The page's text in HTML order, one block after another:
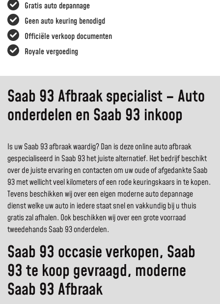
Gratis auto depannage
Geen auto keuring benodigd
Officiële verkoop documenten
Royale vergoeding
Saab 93 Afbraak specialist – Auto
onderdelen en Saab 93 inkoop
Is uw Saab 93 afbraak waardig? Dan is deze online auto afbraak
gespecialiseerd in Saab 93 het juiste alternatief. Het bedrijf beschikt
over de juiste ervaring en contacten om uw oude of afgedankte Saab
93 met wellicht veel kilometers of een rode keuringskaars in te kopen.
Tevens beschikken wij over een eigen moderne auto depannage
dienst welke uw auto in iedere staat snel en vakkundig bij u thuis
gratis zal afhalen. Ook beschikken wij over een grote voorraad
tweedehands Saab 93 onderdelen.
Saab 93 occasie verkopen, Saab
93 te koop gevraagd, moderne
Saab 93 Afbraak